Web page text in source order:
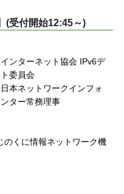
(受付開始12:45～)
ンターネット協会 IPv6デ
委員会
本ネットワークインフォ
ター常務理事
のくに情報ネットワーク機